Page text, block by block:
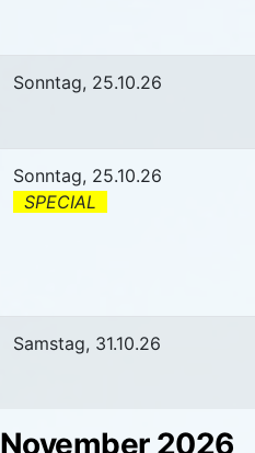
Sonntag, 25.10.26
Sonntag, 25.10.26
SPECIAL
Samstag, 31.10.26
November 2026